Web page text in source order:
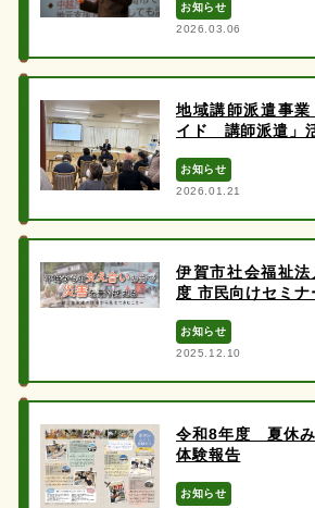
お知らせ
2026.03.06
地域講師派遣事
イド 講師派遣」
お知らせ
2026.01.21
伊賀市社会福祉
度 市民向けセミナ
お知らせ
2025.12.10
令和8年度 夏休
体験報告
お知らせ